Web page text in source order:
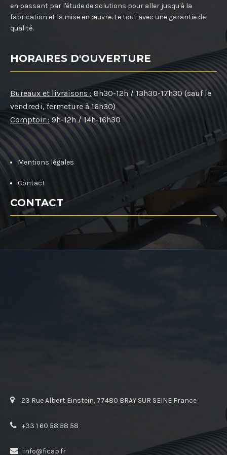
en passant par l'étude de solutions pour aller jusqu'à la
fabrication et la mise en œuvre. Le tout avec une garantie de
qualité.
HORAIRES D'OUVERTURE
Bureaux et livraisons : 8h30-12h / 13h30-17h30 (sauf le
vendredi, fermeture à 16h30)
Comptoir : 9h-12h / 14h-16h30
Mentions légales
Contact
CONTACT
23 Rue Albert Einstein, 77480 BRAY SUR SEINE France
+33 1 60 58 58 58
info@ficap.fr